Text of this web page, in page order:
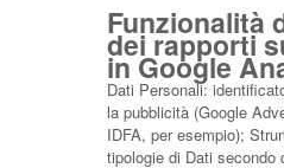
Funzionalità
dei rapporti
in Google
Dati Personali:
la pubblicità (Google
IDFA, per esempio);
tipologie di Dati secondo